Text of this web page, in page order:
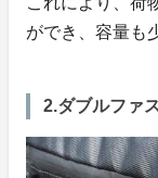
ができ、容量も
2.ダブルファ